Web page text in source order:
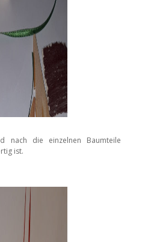
nach die einzelnen Baumteile
ist.